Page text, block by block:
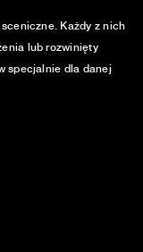
Każdy z nich
lub rozwinięty
specjalnie dla danej